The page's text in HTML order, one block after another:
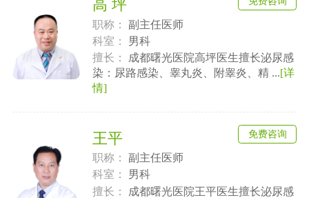
高 坪
职称：
副主任医师
科室：
男科
擅长：
成都曙光医院高坪医生擅长泌尿感
染：尿路感染、睾丸炎、附睾炎、精 ...[详
情]
王平
职称：
副主任医师
科室：
男科
擅长：
成都曙光医院王平医生擅长泌尿感
免费咨询